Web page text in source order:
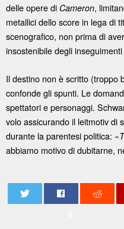
delle opere di Cameron,
metallici dello score in lega di
scenografico, non prima di
insostenibile degli
Il destino non è scritto (troppo
confonde gli spunti. Le
spettatori e personaggi.
volo assicurando il leitmotiv di
durante la parentesi politica: «
abbiamo motivo di dubitarne,